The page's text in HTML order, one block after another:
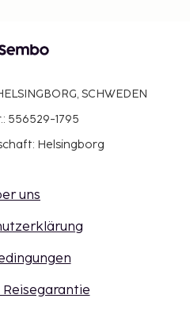
SCHWEDEN
556529-1795
Helsingborg
uns